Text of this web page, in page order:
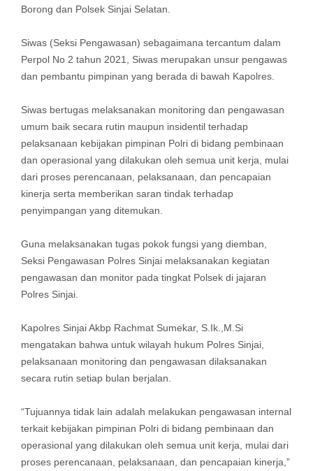
Borong dan Polsek Sinjai Selatan.
Siwas (Seksi Pengawasan) sebagaimana tercantum dalam
Perpol No 2 tahun 2021, Siwas merupakan unsur pengawas
dan pembantu pimpinan yang berada di bawah Kapolres.
Siwas bertugas melaksanakan monitoring dan pengawasan
umum baik secara rutin maupun insidentil terhadap
pelaksanaan kebijakan pimpinan Polri di bidang pembinaan
dan operasional yang dilakukan oleh semua unit kerja, mulai
dari proses perencanaan, pelaksanaan, dan pencapaian
kinerja serta memberikan saran tindak terhadap
penyimpangan yang ditemukan.
Guna melaksanakan tugas pokok fungsi yang diemban,
Seksi Pengawasan Polres Sinjai melaksanakan kegiatan
pengawasan dan monitor pada tingkat Polsek di jajaran
Polres Sinjai.
Kapolres Sinjai Akbp Rachmat Sumekar, S.Ik.,M.Si
mengatakan bahwa untuk wilayah hukum Polres Sinjai,
pelaksanaan monitoring dan pengawasan dilaksanakan
secara rutin setiap bulan berjalan.
“Tujuannya tidak lain adalah melakukan pengawasan internal
terkait kebijakan pimpinan Polri di bidang pembinaan dan
operasional yang dilakukan oleh semua unit kerja, mulai dari
proses perencanaan, pelaksanaan, dan pencapaian kinerja,”